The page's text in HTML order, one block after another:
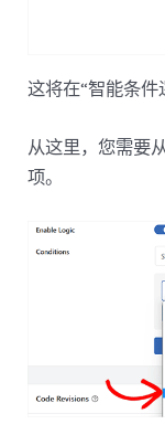
这将在“智能条件
从这里，您需要
项。